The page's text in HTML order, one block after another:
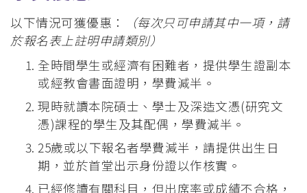
以下情況可獲優惠：
（每次只可申請其中一項，請
於報名表上註明申請類別）
全時間學生或經濟有困難者，提供學生證副本
或經教會書面證明，學費減半。
現時就讀本院碩士、學士及深造文憑(研究文
憑)課程的學生及其配偶，學費減半。
25歲或以下報名者學費減半，請提供出生日
期，並於首堂出示身份證以作核實。
已經修讀有關科目，但出席率或成績不合格，